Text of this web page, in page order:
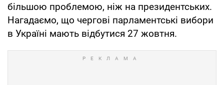
більшою проблемою, ніж на президентських.
Нагадаємо, що чергові парламентські вибори
в Україні мають відбутися 27 жовтня.